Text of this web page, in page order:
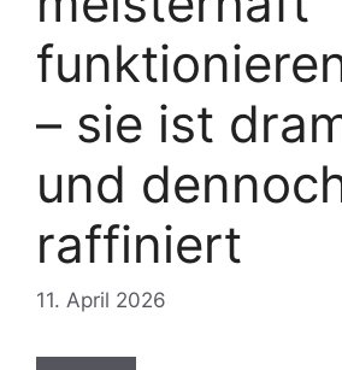
– sie ist
und
raffiniert
11. April 2026